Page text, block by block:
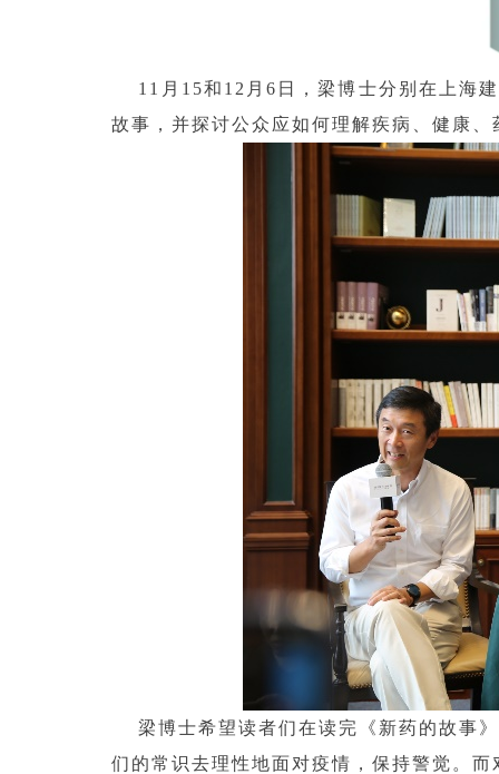
11月15和12月6日，梁博士分别在上海
故事，并探讨公众应如何理解疾病、健康
梁博士希望读者们在读完《新药的故事
们的常识去理性地面对疫情，保持警觉。